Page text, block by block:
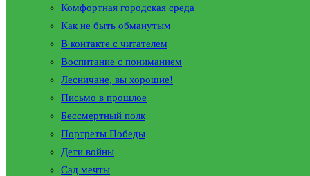
Комфортная городская среда
Как не быть обманутым
В контакте с читателем
Воспитание с пониманием
Лесничане, вы хорошие!
Письмо в прошлое
Бессмертный полк
Портреты Победы
Дети войны
Сад мечты